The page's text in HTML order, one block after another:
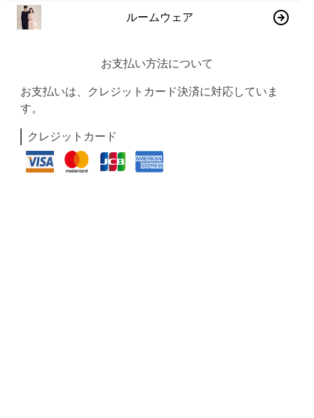
ルームウェア
お支払い方法について
お支払いは、クレジットカード決済に対応していま
す。
クレジットカード